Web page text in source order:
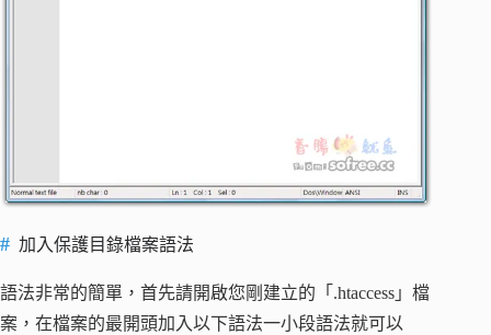
加入保護目錄檔案語法
語法非常的簡單，首先請開啟您剛建立的「.htaccess」檔
案，在檔案的最開頭加入以下語法一小段語法就可以